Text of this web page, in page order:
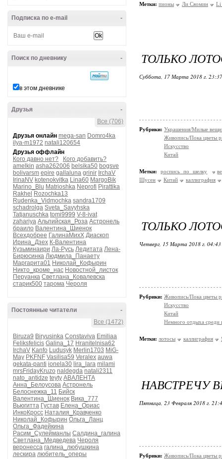
-
Подписка по e-mail
-
Поиск по дневнику
в этом дневнике
-
Друзья
Все (706)
Друзья онлайн mega-san Domro4ka
ilya-m1972 natali120654
Друзья оффлайн
Кого давно нет?
Кого добавить?
amelkin asha262006 belsika50 bogsve
bolivarsm epire gallaluna grinir IrchaV
IrinaNV kotenokvitka Lina60 MargoBik
Marino_Blu Matrioshka Neprofi Pirattika
Rakhel
Rozochka13
Rudenka_Vidmochka sandra1709
schadrolga Sveta_Savyhska
Tatjanuschka tomi9999 V-8-ivat
zahariya Альпийская_Роза Астронель
браило Валентина_Шиенок
Всехдобрее ГалинаМихХ Диаскоп
Ирина_Дзех К-Валентина
Кузьминаири Ла-Русь Ледитата Лена-
Бирюсинка Людмила_Панаету
Маргарита01 Николай_Кофырин
Никто_кроме_нас Новостной_листок
Перуанка Светлана_Ковалевска
старик500 тарома Чероля
-
Постоянные читатели
Все (1472)
Biruza9 Biryusinka Constaviva Emiliaa
Feliksfelicis Galina_17 Hranitelnisa62
IrchaV Kanfo Ludusyk Merlin1703 MiG-
May PKFNF Vasilisa59 Veralex auwa
gekata-panti ionela30 lira_lara milami
mrsFridayKruzo naldegda natali2311
nato_antidze teyty АВАЛЕНТА
Анна_Белоусова Астронель
Белоснежка_11 Бийск
Валентина_Шиенок Вика_777
Вьюгитта Густав Елена_Ориас
ИнкоКросс Наталия_Кравченко
Николай_Кофырин Ольга_Ланц
Ольга_Фадейкина
Расим_Сулейманлы Салдина_галина
Светлана_Медведева Чероля
веронесса галина_любушкина
лескира любитель_оперы
Метки: пионы Ли Сяомин Li
ТОЛЬКО
Суббота, 17 Марта 2018 г.
Рубрики: Украшения/Милые
Живопись/Пока цветы
Искусство
Китай
Метки: роспись по шелку
Шусен
Китай каллиграфия
ТОЛЬКО
Четверг, 15 Марта 2018 г. 04:43
Рубрики: Живопись/Пока цветы
Искусство
Китай
Немного отдыха среди
Метки: лотосы каллиграфия
НАВСТРЕЧУ
Пятница, 23 Февраля 2018 г.
Рубрики: Живопись/Пока цветы